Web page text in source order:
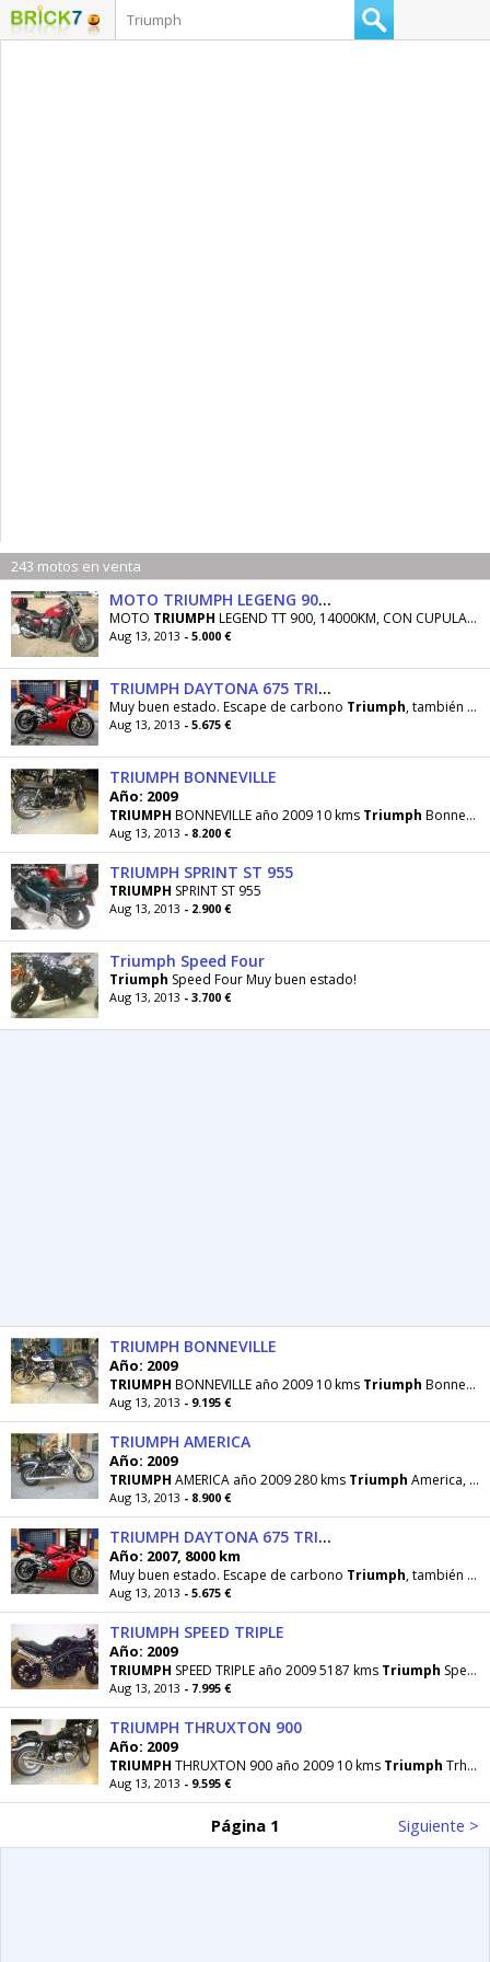
243 motos en venta
MOTO TRIUMPH LEGENG 900 TT
MOTO TRIUMPH LEGEND TT 900, 14000KM, CON CUPULA
Aug 13, 2013 - 5.000 €
TRIUMPH DAYTONA 675 TRIPLE
Muy buen estado. Escape de carbono Triumph, también se entrega el básico, Kit de carbono
Aug 13, 2013 - 5.675 €
TRIUMPH BONNEVILLE
Año: 2009
TRIUMPH BONNEVILLE año 2009 10 kms Triumph Bonneville Black, nueva a estrenar. David - 8200 Euros
Aug 13, 2013 - 8.200 €
TRIUMPH SPRINT ST 955
TRIUMPH SPRINT ST 955
Aug 13, 2013 - 2.900 €
Triumph Speed Four
Triumph Speed Four Muy buen estado!
Aug 13, 2013 - 3.700 €
TRIUMPH BONNEVILLE
Año: 2009
TRIUMPH BONNEVILLE año 2009 10 kms Triumph Bonneville SE, nueva a estrenar, ultimas unidades
Aug 13, 2013 - 9.195 €
TRIUMPH AMERICA
Año: 2009
TRIUMPH AMERICA año 2009 280 kms Triumph America, color negro, solo estrenada, financiacion
Aug 13, 2013 - 8.900 €
TRIUMPH DAYTONA 675 TRIPLE
Año: 2007, 8000 km
Muy buen estado. Escape de carbono Triumph, también se entrega el básico, Kit de carbono
Aug 13, 2013 - 5.675 €
TRIUMPH SPEED TRIPLE
Año: 2009
TRIUMPH SPEED TRIPLE año 2009 5187 kms Triumph Speed Triple 1050. Moto de Noviembre 2009, solo 5187
Aug 13, 2013 - 7.995 €
TRIUMPH THRUXTON 900
Año: 2009
TRIUMPH THRUXTON 900 año 2009 10 kms Triumph Trhuxton 900, nueva a estrenar, pocas unidades. David
Aug 13, 2013 - 9.595 €
Página 1 Siguiente >